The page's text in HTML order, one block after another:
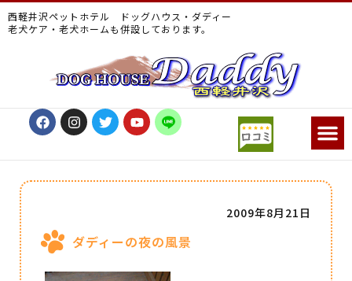
西軽井沢ペットホテル ドッグハウス・ダディー
老犬ケア・老犬ホームも併設しております。
ダディーの夜の風景
2009年8月21日